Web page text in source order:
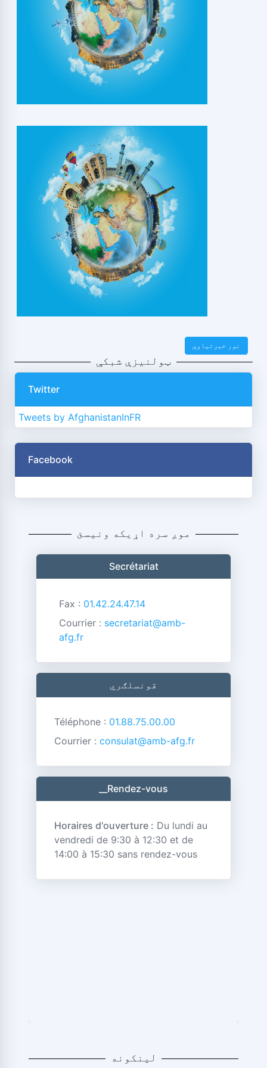
نور خبرتیاوې
ټولنیزې شبکې
Twitter
Tweets by AfghanistanInFR
Facebook
موږ سره اړیکه ونیسئ
Secrétariat
Fax : 01.42.24.47.14
Courrier : secretariat@amb-
afg.fr
قونسلګري
Téléphone : 01.88.75.00.00
Courrier : consulat@amb-afg.fr
__Rendez-vous
Horaires d'ouverture : Du lundi au
vendredi de 9:30 à 12:30 et de
14:00 à 15:30 sans rendez-vous
لینکونه